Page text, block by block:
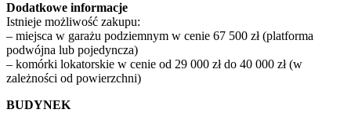
Dodatkowe informacje
Istnieje możliwość zakupu:
– miejsca w garażu podziemnym w cenie 67 500 zł (platforma
podwójna lub pojedyncza)
– komórki lokatorskie w cenie od 29 000 zł do 40 000 zł (w
zależności od powierzchni)
BUDYNEK